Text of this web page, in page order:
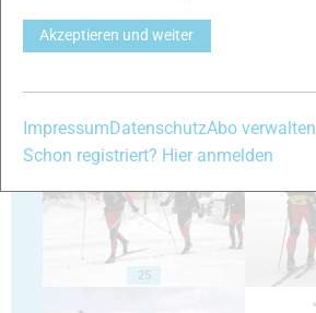
25
Akzeptieren und weiter
Impressum DatenschutzAbo verwalten
Schon registriert? Hier anmelden